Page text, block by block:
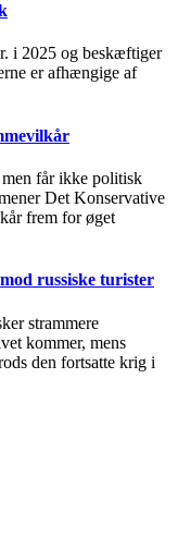
i 2025 og beskæftiger
er afhængige af
men får ikke politisk
Det Konservative
frem for øget
russiske turister
strammere
kommer, mens
den fortsatte krig i